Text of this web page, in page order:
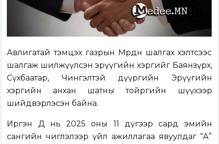
Авлигатай тэмцэх газрын Мөрдөн шалгах хэлтсээс
шалгаж шилжүүлсэн эрүүгийн хэргийг Баянзүрх,
Сүхбаатар, Чингэлтэй дүүргийн Эрүүгийн
хэргийн анхан шатны тойргийн шүүхээр
шийдвэрлэсэн байна.
Иргэн Д нь 2025 оны 11 дүгээр сард эмийн
сангийн чиглэлээр үйл ажиллагаа явуулдаг “А”